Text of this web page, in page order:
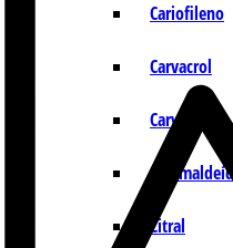
Cariofileno
Carvacrol
Carvona
Cinamaldeído
Citral